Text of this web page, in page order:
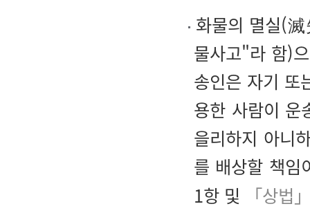
화물의 멸실(
물사고"라 함)
송인은 자기 또
용한 사람이 운
을리하지 아니
를 배상할 책임
1항 및
「상법